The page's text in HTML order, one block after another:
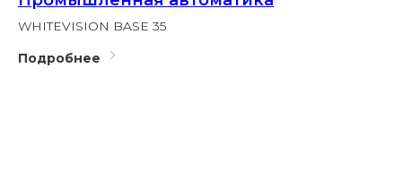
WHITEVISION BASE 35
Подробнее